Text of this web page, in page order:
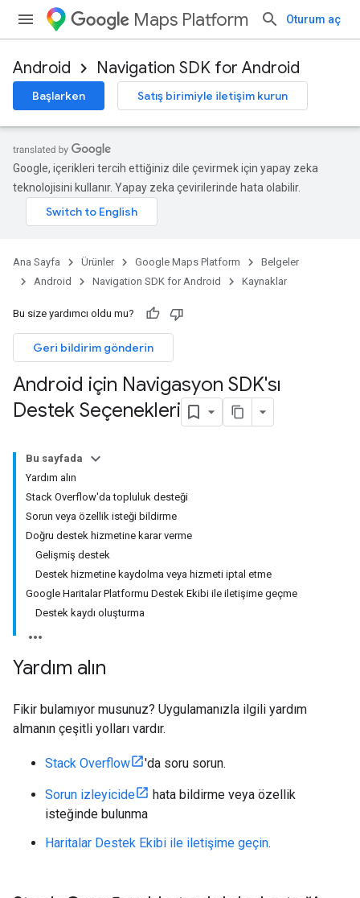
Maps Platform Oturum aç
Android Navigation SDK for Android
Başlarken Satış birimiyle iletişim kurun
Google, içerikleri tercih ettiğiniz dile çevirmek için yapay zeka
teknolojisini kullanır. Yapay zeka çevirilerinde hata olabilir.
Ana Sayfa Ürünler Google Maps Platform
Belgeler
Android
Navigation SDK for Android Kaynaklar
Bu size yardımcı oldu mu?
Geri bildirim gönderin
Android için Navigasyon SDK'sı
Destek Seçenekleri
Bu sayfada
Yardım alın
Stack Overflow'da topluluk desteği
Sorun veya özellik isteği bildirme
Doğru destek hizmetine karar verme
Gelişmiş destek
Destek hizmetine kaydolma veya hizmeti iptal etme
Google Haritalar Platformu Destek Ekibi ile iletişime geçme
Destek kaydı oluşturma
Yardım alın
Fikir bulamıyor musunuz? Uygulamanızla ilgili yardım
almanın çeşitli yolları vardır.
Stack Overflow 'da soru sorun.
Sorun izleyicide
hata bildirme veya özellik
isteğinde bulunma
Haritalar Destek Ekibi ile iletişime geçin.